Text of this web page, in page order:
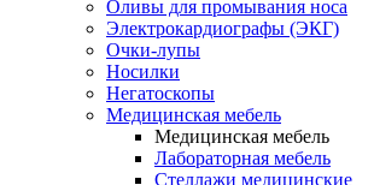
Оливы для промывания носа
Электрокардиографы (ЭКГ)
Очки-лупы
Носилки
Негатоскопы
Медицинская мебель
Медицинская мебель
Лабораторная мебель
Стеллажи медицинские